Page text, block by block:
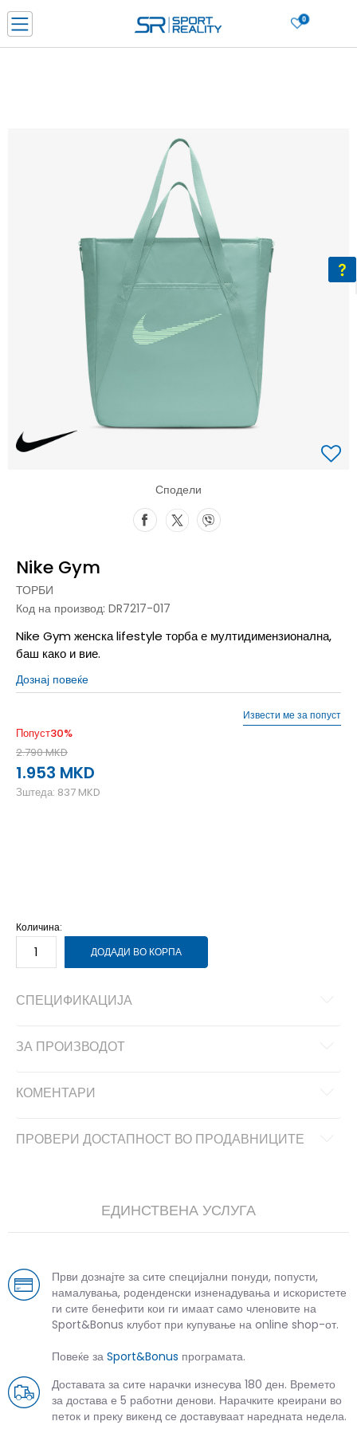
0
ДОЗНАЈ ПОВЕЌЕ
Ценовник
ДОЗНАЈ ПОВЕЌЕ
Сподели
Nike Gym
ТОРБИ
Код на производ: DR7217-017
Nike Gym женска lifestyle торба е мултидимензионална,
баш како и вие.
Дознај повеќе
Попуст30%
2.790MKD
1.953 MKD
Зштеда: 837 MKD
Извести ме за попуст
Количина:
ДОДАДИ ВО КОРПА
СПЕЦИФИКАЦИЈА
ЗА ПРОИЗВОДОТ
КОМЕНТАРИ
ПРОВЕРИ ДОСТАПНОСТ ВО ПРОДАВНИЦИТЕ
ЕДИНСТВЕНА УСЛУГА
Први дознајте за сите специјални понуди, попусти,
намалувања, роденденски изненадувања и искористете
ги сите бенефити кои ги имаат само членовите на
Sport&Bonus клубот при купување на online shop-от.
Повеќе за Sport&Bonus програмата.
Доставата за сите нарачки изнесува 180 ден. Времето
за достава е 5 работни денови. Нарачките креирани во
петок и преку викенд се доставуваат наредната недела.